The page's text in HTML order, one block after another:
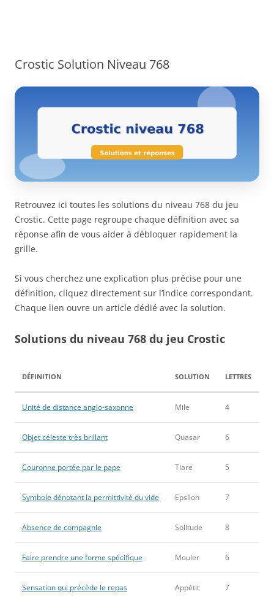
Crostic Solution Niveau 768
Retrouvez ici toutes les solutions du niveau 768 du jeu
Crostic. Cette page regroupe chaque définition avec sa
réponse afin de vous aider à débloquer rapidement la
grille.
Si vous cherchez une explication plus précise pour une
définition, cliquez directement sur l’indice correspondant.
Chaque lien ouvre un article dédié avec la solution.
Solutions du niveau 768 du jeu Crostic
DÉFINITION SOLUTION LETTRES
Unité de distance anglo-saxonne Mile 4
Objet céleste très brillant Quasar 6
Couronne portée par le pape Tiare 5
Symbole dénotant la permittivité du vide Epsilon 7
Absence de compagnie Solitude 8
Faire prendre une forme spécifique Mouler 6
Sensation qui précède le repas Appétit 7